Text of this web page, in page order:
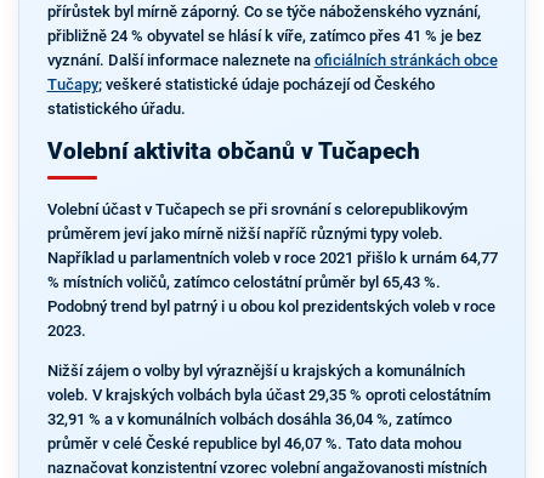
přírůstek byl mírně záporný. Co se týče náboženského vyznání,
přibližně 24 % obyvatel se hlásí k víře, zatímco přes 41 % je bez
vyznání. Další informace naleznete na oficiálních stránkách obce
Tučapy; veškeré statistické údaje pocházejí od Českého
statistického úřadu.
Volební aktivita občanů v Tučapech
Volební účast v Tučapech se při srovnání s celorepublikovým
průměrem jeví jako mírně nižší napříč různými typy voleb.
Například u parlamentních voleb v roce 2021 přišlo k urnám 64,77
% místních voličů, zatímco celostátní průměr byl 65,43 %.
Podobný trend byl patrný i u obou kol prezidentských voleb v roce
2023.
Nižší zájem o volby byl výraznější u krajských a komunálních
voleb. V krajských volbách byla účast 29,35 % oproti celostátním
32,91 % a v komunálních volbách dosáhla 36,04 %, zatímco
průměr v celé České republice byl 46,07 %. Tato data mohou
naznačovat konzistentní vzorec volební angažovanosti místních